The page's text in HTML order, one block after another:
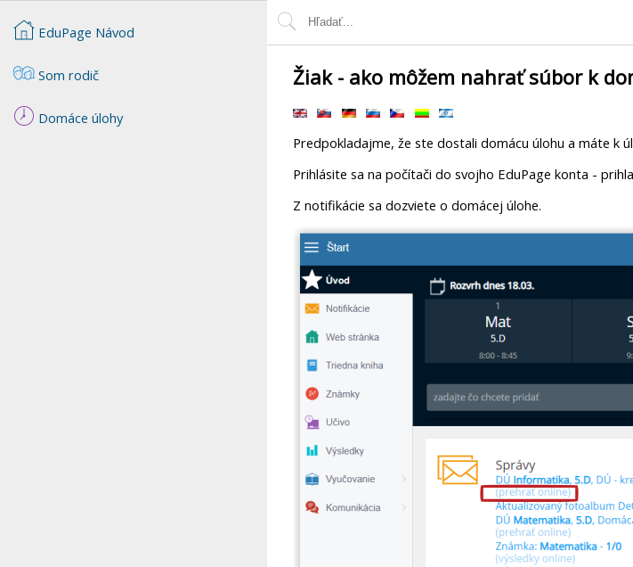
Žiak - ako môžem nahrať súbor k
Predpokladajme, že ste dostali domácu úlohu a máte k
Prihlásite sa na počítači do svojho EduPage konta -
Z notifikácie sa dozviete o domácej úlohe.
EduPage Návod
Som rodič
Domáce úlohy